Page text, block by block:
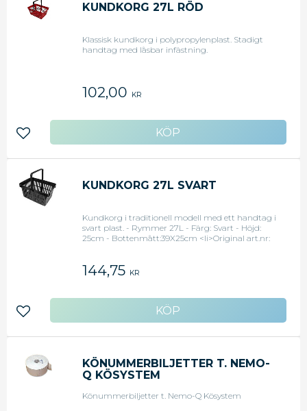
KUNDKORG 27L RÖD
Klassisk kundkorg i polypropylenplast. Stadigt
handtag med låsbar infästning.
102,00 KR
Lägg till i favoriter
KUNDKORG 27L SVART
Kundkorg i traditionell modell med ett handtag i
svart plast. - Rymmer 27L - Färg: Svart - Höjd:
25cm - Bottenmått:39X25cm <li>Original art.nr:
144,75 KR
Lägg till i favoriter
KÖNUMMERBILJETTER T. NEMO-
Q KÖSYSTEM
Könummerbiljetter t. Nemo-Q Kösystem